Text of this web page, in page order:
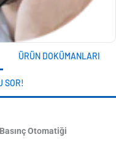
ÜRÜN DOKÜMANLARI
SOR!
Otomatiği